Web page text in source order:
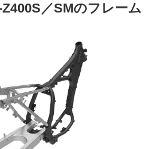
Z400S／SMのフレーム